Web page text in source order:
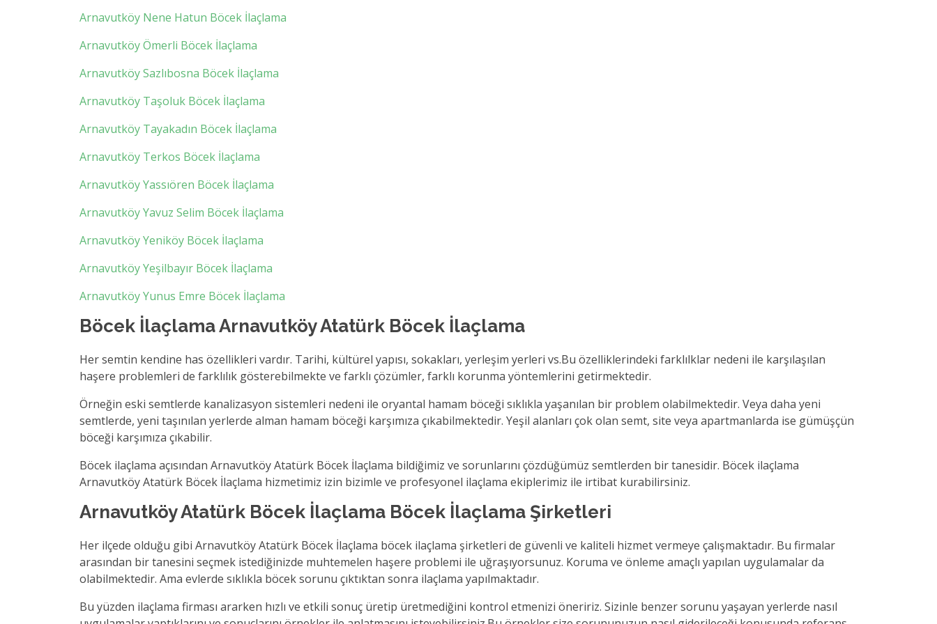
Arnavutköy Nene Hatun Böcek İlaçlama
Arnavutköy Ömerli Böcek İlaçlama
Arnavutköy Sazlıbosna Böcek İlaçlama
Arnavutköy Taşoluk Böcek İlaçlama
Arnavutköy Tayakadın Böcek İlaçlama
Arnavutköy Terkos Böcek İlaçlama
Arnavutköy Yassıören Böcek İlaçlama
Arnavutköy Yavuz Selim Böcek İlaçlama
Arnavutköy Yeniköy Böcek İlaçlama
Arnavutköy Yeşilbayır Böcek İlaçlama
Arnavutköy Yunus Emre Böcek İlaçlama
Böcek İlaçlama Arnavutköy Atatürk Böcek İlaçlama
Her semtin kendine has özellikleri vardır. Tarihi, kültürel yapısı, sokakları, yerleşim yerleri vs.Bu özelliklerindeki farklılklar nedeni ile karşılaşılan
haşere problemleri de farklılık gösterebilmekte ve farklı çözümler, farklı korunma yöntemlerini getirmektedir.
Örneğin eski semtlerde kanalizasyon sistemleri nedeni ile oryantal hamam böceği sıklıkla yaşanılan bir problem olabilmektedir. Veya daha yeni
semtlerde, yeni taşınılan yerlerde alman hamam böceği karşımıza çıkabilmektedir. Yeşil alanları çok olan semt, site veya apartmanlarda ise gümüşçün
böceği karşımıza çıkabilir.
Böcek ilaçlama açısından Arnavutköy Atatürk Böcek İlaçlama bildiğimiz ve sorunlarını çözdüğümüz semtlerden bir tanesidir. Böcek ilaçlama
Arnavutköy Atatürk Böcek İlaçlama hizmetimiz izin bizimle ve profesyonel ilaçlama ekiplerimiz ile irtibat kurabilirsiniz.
Arnavutköy Atatürk Böcek İlaçlama Böcek İlaçlama Şirketleri
Her ilçede olduğu gibi Arnavutköy Atatürk Böcek İlaçlama böcek ilaçlama şirketleri de güvenli ve kaliteli hizmet vermeye çalışmaktadır. Bu firmalar
arasından bir tanesini seçmek istediğinizde muhtemelen haşere problemi ile uğraşıyorsunuz. Koruma ve önleme amaçlı yapılan uygulamalar da
olabilmektedir. Ama evlerde sıklıkla böcek sorunu çıktıktan sonra ilaçlama yapılmaktadır.
Bu yüzden ilaçlama firması ararken hızlı ve etkili sonuç üretip üretmediğini kontrol etmenizi öneririz. Sizinle benzer sorunu yaşayan yerlerde nasıl